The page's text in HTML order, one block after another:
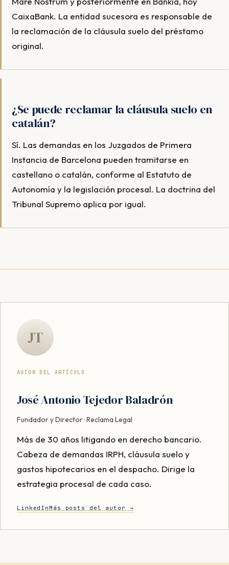
CaixaBank. La entidad sucesora es responsable de
la reclamación de la cláusula suelo del préstamo
original.
¿Se puede reclamar la cláusula suelo en
catalán?
Sí. Las demandas en los Juzgados de Primera
Instancia de Barcelona pueden tramitarse en
castellano o catalán, conforme al Estatuto de
Autonomía y la legislación procesal. La doctrina del
Tribunal Supremo aplica por igual.
JT
AUTOR DEL ARTÍCULO
José Antonio Tejedor Baladrón
Fundador y Director · Reclama Legal
Más de 30 años litigando en derecho bancario.
Cabeza de demandas IRPH, cláusula suelo y
gastos hipotecarios en el despacho. Dirige la
estrategia procesal de cada caso.
LinkedIn Más posts del autor →